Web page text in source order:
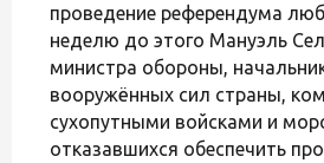
проведение референдума
неделю до этого Мануэль
министра обороны,
вооружённых сил страны,
сухопутными войсками и
отказавшихся обеспечить